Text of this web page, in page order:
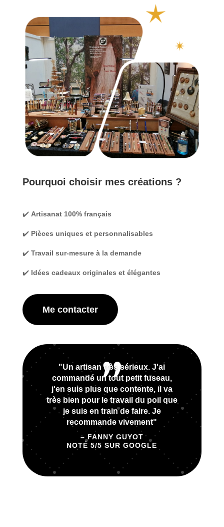
Pourquoi choisir mes créations ?
✔️ Artisanat 100% français
✔️ Pièces uniques et personnalisables
✔️ Travail sur-mesure à la demande
✔️ Idées cadeaux originales et élégantes
Me contacter
"Un artisan très sérieux. J'ai
commandé un tout petit fuseau,
j'en suis plus que contente, il va
très bien pour le travail du poil que
je suis en train de faire. Je
recommande vivement"
– FANNY GUYOT
NOTÉ 5/5 SUR GOOGLE